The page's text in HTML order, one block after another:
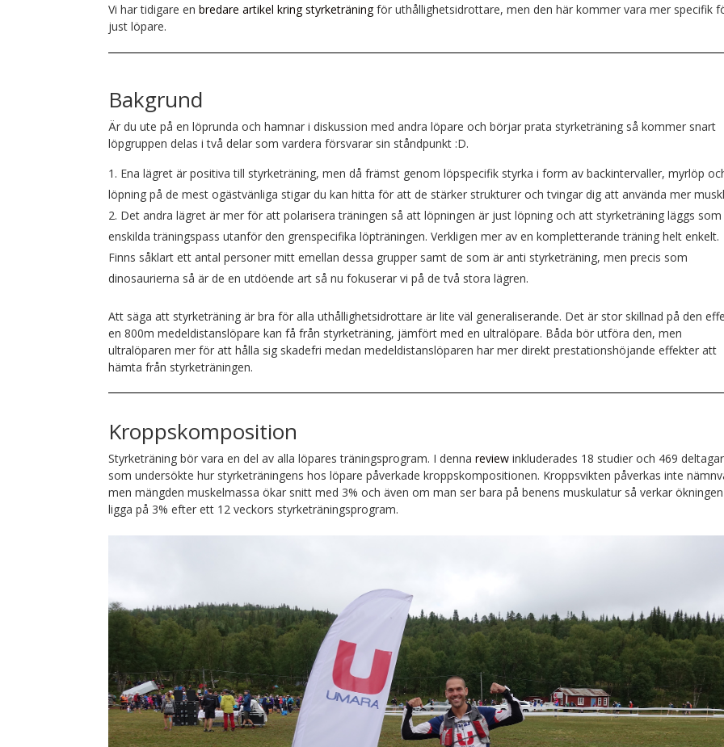
Vi har tidigare enbredare artikel kring styrketräningför uthållighetsidrottare, men den här kommer vara mer specifik
just löpare.
Bakgrund
Är du ute på en löprunda och hamnar i diskussion med andra löpare och börjar prata styrketräning så kommer snart
löpgruppen delas i två delar som vardera försvarar sin ståndpunkt :D.
Ena lägret är positiva till styrketräning, men då främst genom löpspecifik styrka i form av backintervaller, myrlöp
löpning på de mest ogästvänliga stigar du kan hitta för att de stärker strukturer och tvingar dig att använda mer
Det andra lägret är mer för att polarisera träningen så att löpningen är just löpning och att styrketräning läggs som
enskilda träningspass utanför den grenspecifika löpträningen. Verkligen mer av en kompletterande träning helt enkelt.
Finns såklart ett antal personer mitt emellan dessa grupper samt de som är anti styrketräning, men precis som
dinosaurierna så är de en utdöende art så nu fokuserar vi på de två stora lägren.
Att säga att styrketräning är bra för alla uthållighetsidrottare är lite väl generaliserande. Det är stor skillnad på den
en 800m medeldistanslöpare kan få från styrketräning, jämfört med en ultralöpare. Båda bör utföra den, men
ultralöparen mer för att hålla sig skadefri medan medeldistanslöparen har mer direkt prestationshöjande effekter att
hämta från styrketräningen.
Kroppskomposition
Styrketräning bör vara en del av alla löpares träningsprogram. I dennareviewinkluderades 18 studier och 469
som undersökte hur styrketräningens hos löpare påverkade kroppskompositionen. Kroppsvikten påverkas inte
men mängden muskelmassa ökar snitt med 3% och även om man ser bara på benens muskulatur så verkar ökningen
ligga på 3% efter ett 12 veckors styrketräningsprogram.